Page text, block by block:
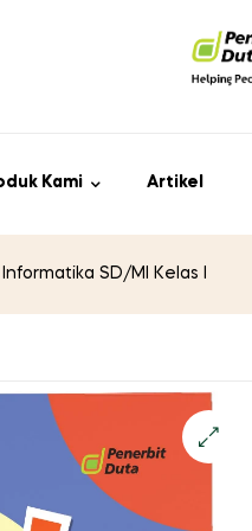
Kami Artikel
SD/MI Kelas I